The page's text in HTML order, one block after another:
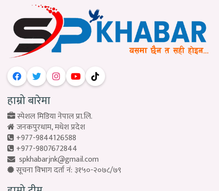
हाम्रो बारेमा
स्पेशल मिडिया नेपाल प्रा.लि.
जनकपुरधाम, मधेश प्रदेश
+977-9844126588
+977-9807672844
spkhabarjnk@gmail.com
सूचना विभाग दर्ता नं: ३१५०-२०७८/७९